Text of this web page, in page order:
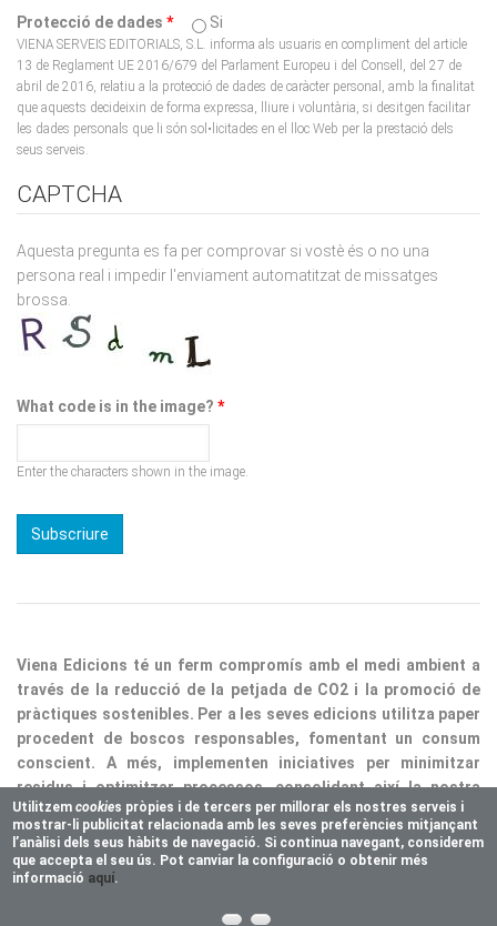
VIENA SERVEIS EDITORIALS, S.L. informa als usuaris en compliment del article
13 de Reglament UE 2016/679 del Parlament Europeu i del Consell, del 27 de
abril de 2016, relatiu a la protecció de dades de caràcter personal, amb la finalitat
que aquests decideixin de forma expressa, lliure i voluntària, si desitgen facilitar
les dades personals que li són sol•licitades en el lloc Web per la prestació dels
seus serveis.
persona real i impedir l'enviament automatitzat de missatges
brossa.
través de la reducció de la petjada de CO2 i la promoció de
pràctiques sostenibles. Per a les seves edicions utilitza paper
procedent de boscos responsables, fomentant un consum
conscient. A més, implementen iniciatives per minimitzar
residus i optimitzar processos, consolidant així la nostra
responsabilitat ecològica.
Copyright © 2025 Vienaeditorial.com. All rights reserved
Responsive theme, developed by easy&WEB
Utilitzemcookies pròpies i de tercers per millorar els nostres serveis i
mostrar-li publicitat relacionada amb les seves preferències mitjançant
l’anàlisi dels seus hàbits de navegació. Si continua navegant, considerem
que accepta el seu ús. Pot canviar la configuració o obtenir més
informació aquí.